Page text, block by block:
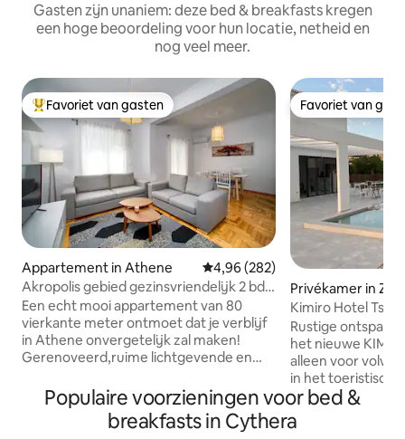
Gasten zijn unaniem: deze bed & breakfasts kregen
een hoge beoordeling voor hun locatie, netheid en
nog veel meer.
Topfavoriet van gasten
Favoriet van gasten
Appartement in Athene Gemiddelde beoordeling van
4,96 (282)
Akropolis gebied gezinsvriendelijk 2 bdr
appartement
Een echt mooi appartement van 80
vierkante meter ontmoet dat je verblijf
in Athene onvergetelijk zal maken!
Gerenoveerd,ruime lichtgevende en
Acropolis gebied,vol met cafes/bars en
restaurants. Je loopt gemakkelijk naar
Acropolis,het Parthenon en Plaka en het
Favoriet van
Favoriet van
Privékamer in
Kimiro Hotel Tsilivi
Rustige
het nieuwe
alleen voor
in het toeristische
oosten van het
strand ligt op 500
accommodatie
Populaire voorzieningen voor bed &
breakfasts in Cythera